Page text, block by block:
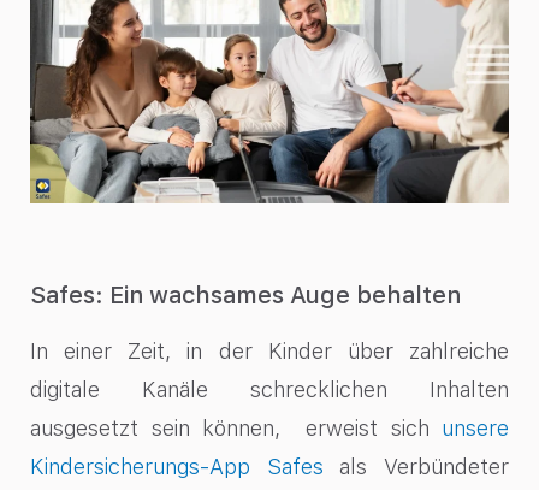
Safes: Ein wachsames Auge behalten
In einer Zeit, in der Kinder über zahlreiche
digitale Kanäle schrecklichen Inhalten
ausgesetzt sein können,
erweist sich unsere
Kindersicherungs-App Safes als Verbündeter